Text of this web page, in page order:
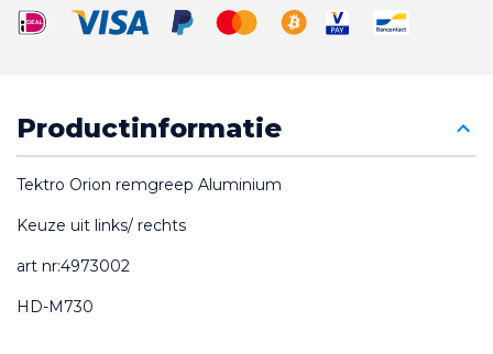
Productinformatie
Tektro Orion remgreep Aluminium
Keuze uit links/ rechts
art nr:4973002
HD-M730